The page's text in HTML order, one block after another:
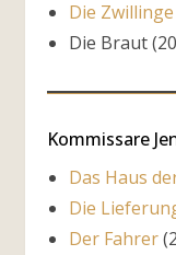
Die Zwillinge
Die Braut
Kommissare
Das Haus
Die
Der Fahrer